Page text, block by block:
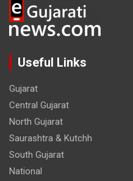
Useful Links
Gujarat
Central Gujarat
North Gujarat
Saurashtra & Kutchh
South Gujarat
National